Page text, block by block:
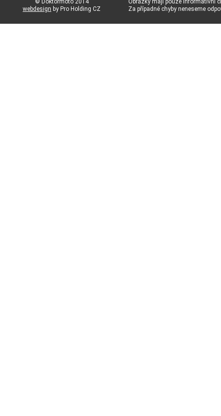
© Doktormoto 2014
webdesign by Pro Holding CZ
Obrázky mají pouze informativní
Za případné chyby neneseme